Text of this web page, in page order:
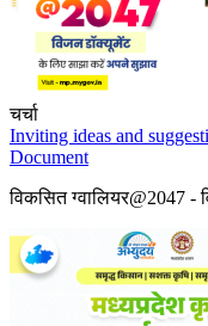
चर्चा
Inviting ideas and
Document
विकसित ग्वालियर@2047 -